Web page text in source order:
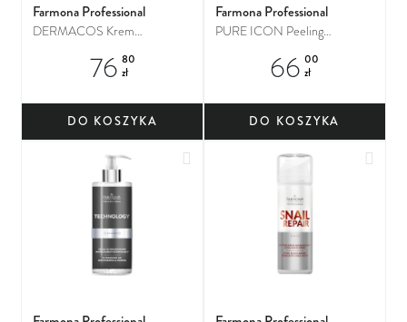
Farmona Professional
DERMACOS Krem
76 80
zł
DO KOSZYKA
Farmona Professional
PURE ICON Peeling
66 00
zł
DO KOSZYKA
Dodaj do ulubionych